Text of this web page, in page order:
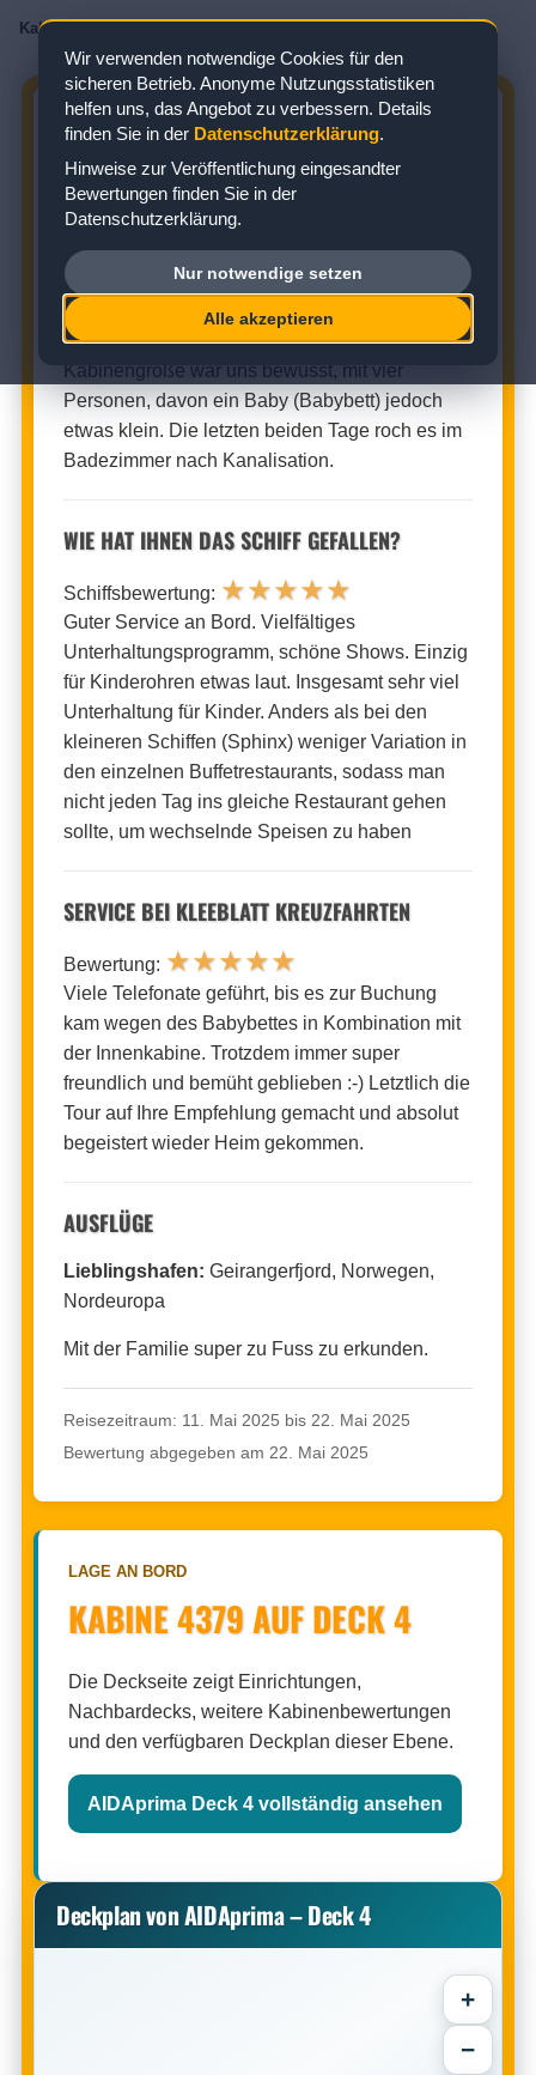
Kabinenbewertungen Kabine 4379
AIDAPRIMA KABINE 4379:
BEWERTUNG ZUR INNENKABINE
Zielgebiet: Nordeuropa
INNENKABINE (KABINENNUMMER: 4379)
Kabinenbewertung:★★★★☆
Kabinengröße war uns bewusst, mit vier
Personen, davon ein Baby (Babybett) jedoch
etwas klein. Die letzten beiden Tage roch es im
Badezimmer nach Kanalisation.
WIE HAT IHNEN DAS SCHIFF GEFALLEN?
Schiffsbewertung: ★★★★★
Guter Service an Bord. Vielfältiges
Unterhaltungsprogramm, schöne Shows. Einzig
für Kinderohren etwas laut. Insgesamt sehr viel
Unterhaltung für Kinder. Anders als bei den
kleineren Schiffen (Sphinx) weniger Variation in
den einzelnen Buffetrestaurants, sodass man
nicht jeden Tag ins gleiche Restaurant gehen
sollte, um wechselnde Speisen zu haben
SERVICE BEI KLEEBLATT KREUZFAHRTEN
Bewertung: ★★★★★
Viele Telefonate geführt, bis es zur Buchung
kam wegen des Babybettes in Kombination mit
der Innenkabine. Trotzdem immer super
freundlich und bemüht geblieben :-) Letztlich die
Tour auf Ihre Empfehlung gemacht und absolut
begeistert wieder Heim gekommen.
AUSFLÜGE
Lieblingshafen: Geirangerfjord, Norwegen,
Nordeuropa
Mit der Familie super zu Fuss zu erkunden.
Reisezeitraum: 11. Mai 2025 bis 22. Mai 2025
Bewertung abgegeben am 22. Mai 2025
LAGE AN BORD
KABINE 4379 AUF DECK 4
Die Deckseite zeigt Einrichtungen,
Nachbardecks, weitere Kabinenbewertungen
und den verfügbaren Deckplan dieser Ebene.
AIDAprima Deck 4 vollständig ansehen
Deckplan von AIDAprima – Deck 4
+
−
Wir verwenden notwendige Cookies für den
sicheren Betrieb. Anonyme Nutzungsstatistiken
helfen uns, das Angebot zu verbessern. Details
finden Sie in der Datenschutzerklärung.
Hinweise zur Veröffentlichung eingesandter
Bewertungen finden Sie in der
Datenschutzerklärung.
Nur notwendige setzen
Alle akzeptieren